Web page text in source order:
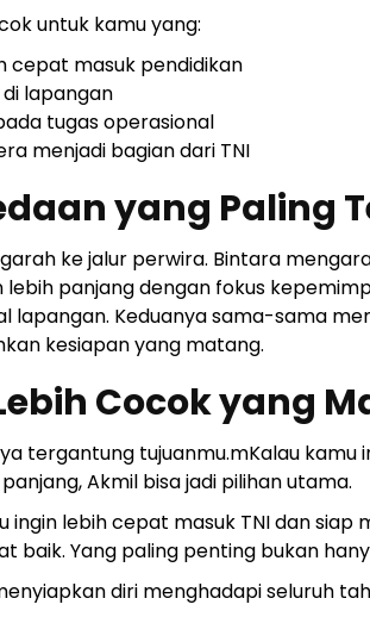
untuk kamu yang:
cepat masuk pendidikan
di lapangan
tugas operasional
menjadi bagian dari TNI
yang Paling
ke jalur perwira. Bintara
lebih panjang dengan fokus
lapangan. Keduanya sama-sama
kesiapan yang matang.
Cocok yang
tergantung tujuanmu.mKalau kamu
Akmil bisa jadi pilihan utama.
ingin lebih cepat masuk TNI dan
baik. Yang paling penting bukan
diri menghadapi seluruh